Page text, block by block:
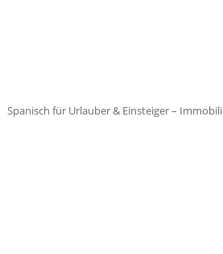
Spanisch für Urlauber & Einsteiger –